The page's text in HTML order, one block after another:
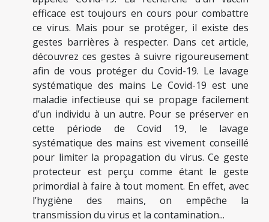
efficace est toujours en cours pour combattre
ce virus. Mais pour se protéger, il existe des
gestes barrières à respecter. Dans cet article,
découvrez ces gestes à suivre rigoureusement
afin de vous protéger du Covid-19. Le lavage
systématique des mains Le Covid-19 est une
maladie infectieuse qui se propage facilement
d’un individu à un autre. Pour se préserver en
cette période de Covid 19, le lavage
systématique des mains est vivement conseillé
pour limiter la propagation du virus. Ce geste
protecteur est perçu comme étant le geste
primordial à faire à tout moment. En effet, avec
l’hygiène des mains, on empêche la
transmission du virus et la contamination...